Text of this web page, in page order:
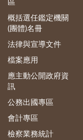
區
概括選任鑑定機關
(團體)名冊
法律與宣導文件
檔案應用
應主動公開政府資
訊
公務出國專區
會計專區
檢察業務統計